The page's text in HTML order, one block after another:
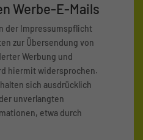
Werbe-E-Mails
der Impressumspflicht
zur Übersendung von
Werbung und
hiermit widersprochen.
sich ausdrücklich
unverlangten
etwa durch